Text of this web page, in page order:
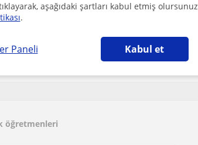
aşağıdaki şartları kabul etmiş olursunuz
.
Paneli Kabul et
öğretmenleri